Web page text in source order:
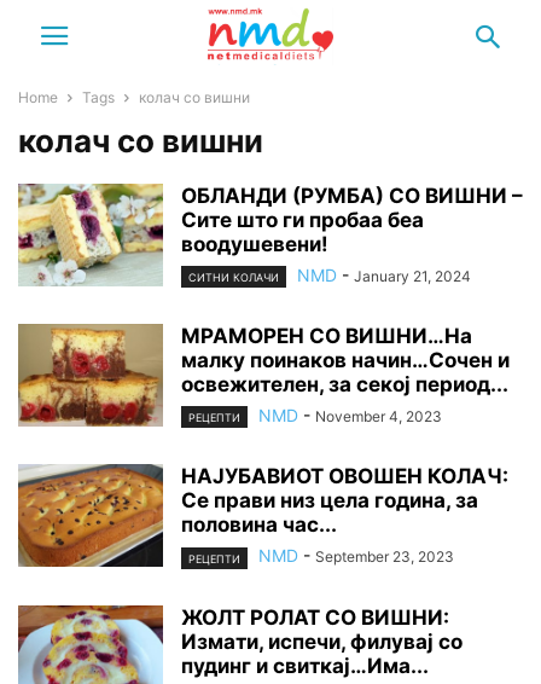
Home Tags колач со вишни
колач со вишни
ОБЛАНДИ (РУМБА) СО ВИШНИ –
Сите што ги пробаа беа
воодушевени!
СИТНИ КОЛАЧИ NMD - January 21, 2024
МРАМОРЕН СО ВИШНИ…На
малку поинаков начин…Сочен и
освежителен, за секој период...
РЕЦЕПТИ NMD - November 4, 2023
НАЈУБАВИОТ ОВОШЕН КОЛАЧ:
Се прави низ цела година, за
половина час...
РЕЦЕПТИ NMD - September 23, 2023
ЖОЛТ РОЛАТ СО ВИШНИ:
Измати, испечи, филувај со
пудинг и свиткај…Има...